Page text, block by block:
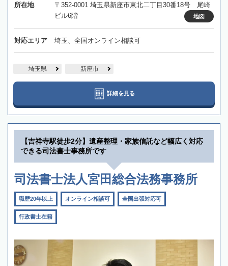
所在地
〒352-0001 埼玉県新座市東北二丁目30番18号 尾崎
ビル6階
地図
対応エリア 埼玉、全国オンライン相談可
埼玉県 新座市
詳細を見る
【吉祥寺駅徒歩2分】遺産整理・家族信託など幅広く対応
できる司法書士事務所です
司法書士法人宮田総合法務事務所
職歴20年以上 オンライン相談可 全国出張対応可
行政書士在籍